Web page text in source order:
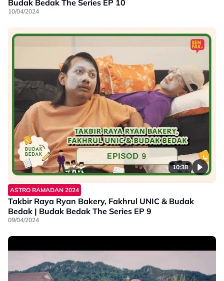
Budak Bedak The Series EP 10
10/04/2024
10:38
ASTRO RAMADAN 2024
Takbir Raya Ryan Bakery, Fakhrul UNIC & Budak
Bedak | Budak Bedak The Series EP 9
09/04/2024